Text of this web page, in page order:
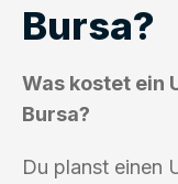
Bursa?
Was kostet ein
Bursa?
Du planst einen